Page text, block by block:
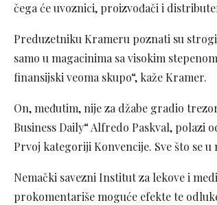
čega će uvoznici, proizvođači i
Preduzetniku Krameru poznati su
samo u magacinima sa visokim
finansijski veoma skupo“, kaže Kramer.
On, međutim, nije za džabe gradio
Business Daily“ Alfredo Paskval, polazi
Prvoj kategoriji Konvencije. Sve što se
Nemački savezni Institut za lekove i
prokomentariše moguće efekte te